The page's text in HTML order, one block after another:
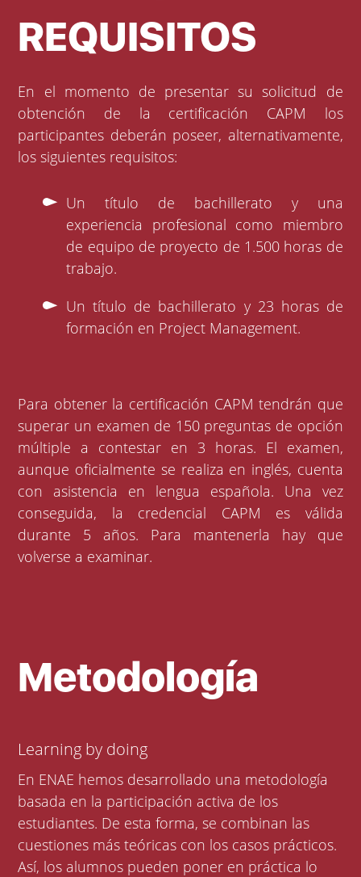
REQUISITOS
En el momento de presentar su solicitud de
obtención de la certificación CAPM los
participantes deberán poseer, alternativamente,
los siguientes requisitos:
Un título de bachillerato y una
experiencia profesional como miembro
de equipo de proyecto de 1.500 horas de
trabajo.
Un título de bachillerato y 23 horas de
formación en Project Management.
Para obtener la certificación CAPM tendrán que
superar un examen de 150 preguntas de opción
múltiple a contestar en 3 horas. El examen,
aunque oficialmente se realiza en inglés, cuenta
con asistencia en lengua española. Una vez
conseguida, la credencial CAPM es válida
durante 5 años. Para mantenerla hay que
volverse a examinar.
Metodología
Learning by doing
En ENAE hemos desarrollado una metodología
basada en la participación activa de los
estudiantes. De esta forma, se combinan las
cuestiones más teóricas con los casos prácticos.
Así, los alumnos pueden poner en práctica lo